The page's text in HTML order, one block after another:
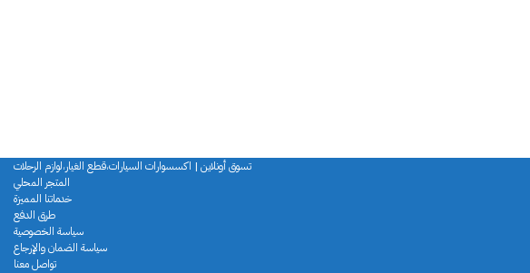
تسوق أونلاين | اكسسوارات السيارات،قطع الغيار،لوازم الرحلات
المتجر المحلي
خدماتنا المميزة
طرق الدفع
سياسة الخصوصية
سياسة الضمان والإرجاع
تواصل معنا